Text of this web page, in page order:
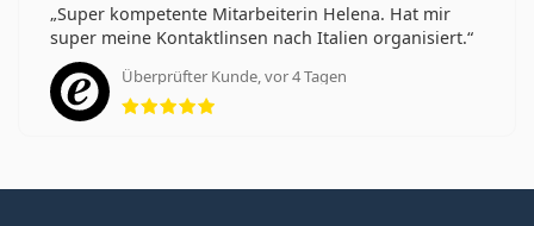
Super kompetente Mitarbeiterin Helena. Hat mir
super meine Kontaktlinsen nach Italien organisiert.
Überprüfter Kunde, vor 4 Tagen
Bewertung 5 aus 5